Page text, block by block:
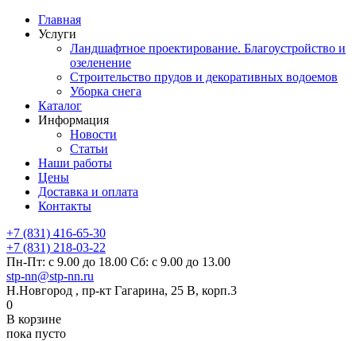
Главная
Услуги
Ландшафтное проектирование. Благоустройство и
озеленение
Строительство прудов и декоративных водоемов
Уборка снега
Каталог
Информация
Новости
Статьи
Наши работы
Цены
Доставка и оплата
Контакты
+7 (831) 416-65-30
+7 (831) 218-03-22
Пн-Пт: с 9.00 до 18.00 Сб: с 9.00 до 13.00
stp-nn@stp-nn.ru
Н.Новгород , пр-кт Гагарина, 25 В, корп.3
0
В корзине
пока пусто